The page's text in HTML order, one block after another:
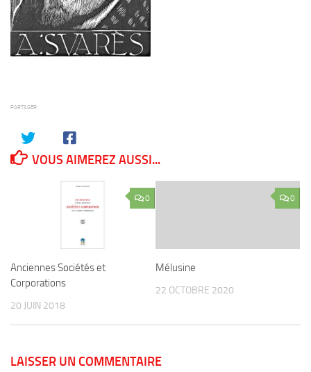
PARTAGER
VOUS AIMEREZ AUSSI...
0
Anciennes Sociétés et
Corporations
20 JUIN 2018
0
Mélusine
22 OCTOBRE 2020
LAISSER UN COMMENTAIRE